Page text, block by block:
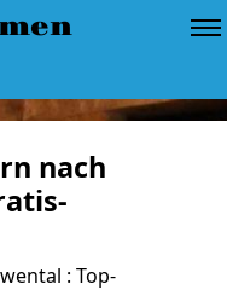
nach
: Top-